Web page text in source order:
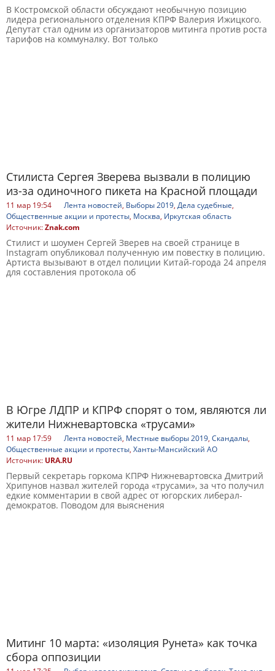
В Костромской области обсуждают необычную позицию
лидера регионального отделения КПРФ Валерия Ижицкого.
Депутат стал одним из организаторов митинга против роста
тарифов на коммуналку. Вот только
Стилиста Сергея Зверева вызвали в полицию
из-за одиночного пикета на Красной площади
11 мар 19:54 Лента новостей, Выборы 2019, Дела судебные,
Общественные акции и протесты, Москва, Иркутская область
Источник:Znak.com
Стилист и шоумен Сергей Зверев на своей странице в
Instagram опубликовал полученную им повестку в полицию.
Артиста вызывают в отдел полиции Китай-города 24 апреля
для составления протокола об
В Югре ЛДПР и КПРФ спорят о том, являются ли
жители Нижневартовска «трусами»
11 мар 17:59 Лента новостей, Местные выборы 2019, Скандалы,
Общественные акции и протесты, Ханты-Мансийский АО
Источник: URA.RU
Первый секретарь горкома КПРФ Нижневартовска Дмитрий
Хрипунов назвал жителей города «трусами», за что получил
едкие комментарии в свой адрес от югорских либерал-
демократов. Поводом для выяснения
Митинг 10 марта: «изоляция Рунета» как точка
сбора оппозиции